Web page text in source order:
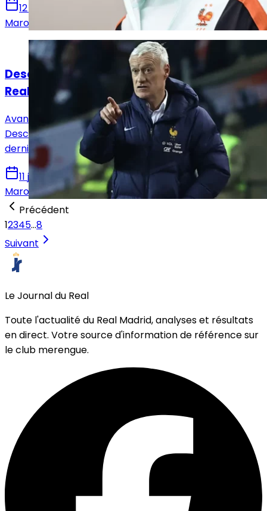
12 juin 2026
Marouene Ghariani
Actualités
Deschamps: « J'étais dans la short-list du
Real Madrid »
Avant le coup d'envoi du Mondial américain, Didier
Deschamps s'est confié à Marca dans l'une de ses
dernières interviews en tant que sélectionneur.
11 juin 2026
Marouene Ghariani
Précédent
12345…8
Suivant
Le Journal du Real
Toute l'actualité du Real Madrid, analyses et résultats
en direct. Votre source d'information de référence sur
le club merengue.